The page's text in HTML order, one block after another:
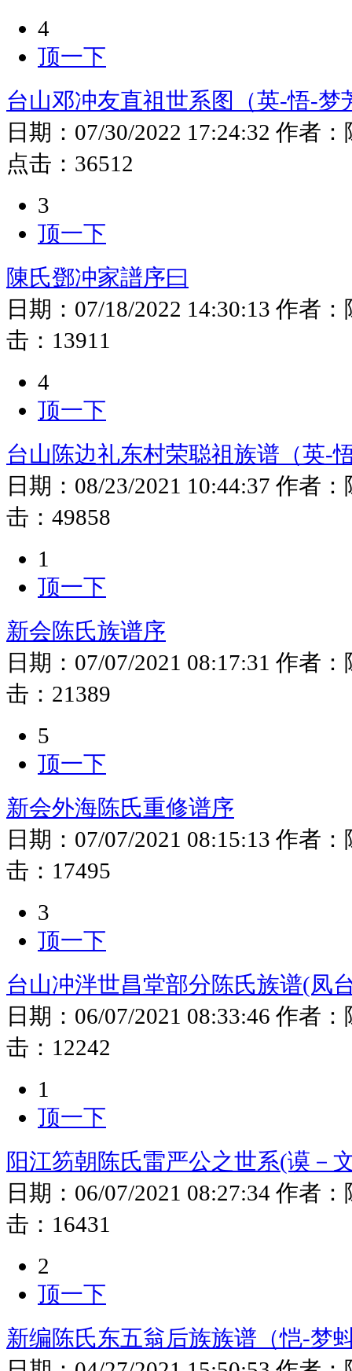
4
顶一下
台山邓冲友直祖世系图（英-悟-梦
日期： 07/30/2022 17:24:32 作者：
点击： 36512
3
顶一下
陳氏鄧冲家譜序曰
日期： 07/18/2022 14:30:13 作者：
击： 13911
4
顶一下
台山陈边礼东村荣聪祖族谱（英-
日期： 08/23/2021 10:44:37 作者：
击： 49858
1
顶一下
新会陈氏族谱序
日期： 07/07/2021 08:17:31 作者：
击： 21389
5
顶一下
新会外海陈氏重修谱序
日期： 07/07/2021 08:15:13 作者：
击： 17495
3
顶一下
台山冲泮世昌堂部分陈氏族谱(凤
日期： 06/07/2021 08:33:46 作者：
击： 12242
1
顶一下
阳江笏朝陈氏雷严公之世系(谟－
日期： 06/07/2021 08:27:34 作者：
击： 16431
2
顶一下
新编陈氏东五翁后族族谱（恺-梦